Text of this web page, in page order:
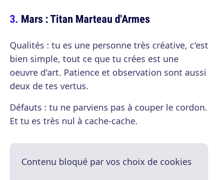
Mars : Titan Marteau d'Armes
Qualités : tu es une personne très créative, c'est
bien simple, tout ce que tu crées est une
oeuvre d'art. Patience et observation sont aussi
deux de tes vertus.
Défauts : tu ne parviens pas à couper le cordon.
Et tu es très nul à cache-cache.
Contenu bloqué par vos choix de cookies